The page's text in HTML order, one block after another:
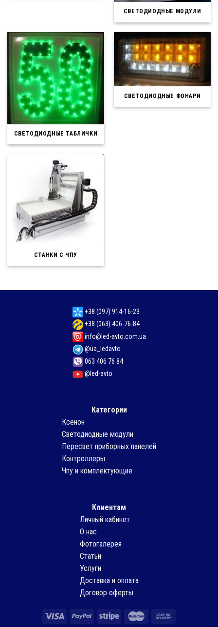
СВЕТОДИОДНЫЕ МОДУЛИ
СВЕТОДИОДНЫЕ ТАБЛИЧКИ
СВЕТОДИОДНЫЕ ФОНАРИ
СТАНКИ С ЧПУ
+38 (097) 914-16-23
+38 (063) 406-76-84
info@led-avto.com.ua
@ua_ledavto
063 406 76 84
@led-avto
Категории
Ксенон
Светодиодные модули
Пересвет приборных панелей
Контроллеры
Чпу и комплектующие
Клиентам
Личный кабинет
О нас
Фотогалерея
Статьи
Услуги
Доставка и оплата
Договор оферты